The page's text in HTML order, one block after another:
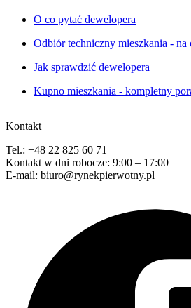
O co pytać dewelopera
Odbiór techniczny mieszkania -
Jak sprawdzić dewelopera
Kupno mieszkania - kompletny
Kontakt
Tel.: +48 22 825 60 71
Kontakt w dni robocze: 9:00 – 17:00
E-mail: biuro@rynekpierwotny.pl